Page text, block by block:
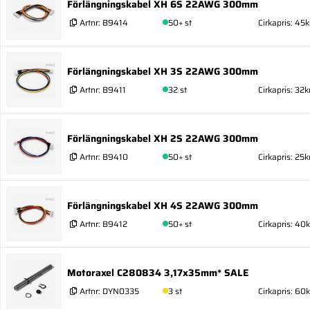
Förlängningskabel XH 6S 22AWG 300mm
Artnr: B9414 50+ st Cirkapris:
Förlängningskabel XH 3S 22AWG 300mm
Artnr: B9411 32 st Cirkapris:
Förlängningskabel XH 2S 22AWG 300mm
Artnr: B9410 50+ st Cirkapris:
Förlängningskabel XH 4S 22AWG 300mm
Artnr: B9412 50+ st Cirkapris:
Motoraxel C280834 3,17x35mm* SALE
Artnr: DYN0335 3 st Cirkapris: